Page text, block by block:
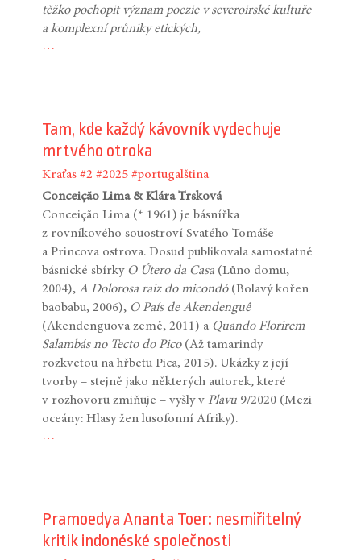
těžko pochopit význam poezie v severoirské kultuře
a komplexní průniky etických,
…
Tam, kde každý kávovník vydechuje
mrtvého otroka
Kraťas #2 #2025 #portugalština
Conceição Lima & Klára Trsková
Conceição Lima (* 1961) je básnířka
z rovníkového souostroví Svatého Tomáše
a Princova ostrova. Dosud publikovala samostatné
básnické sbírky O Útero da Casa (Lůno domu,
2004),A Dolorosa raiz do micondó(Bolavý kořen
baobabu, 2006), O País de Akendenguê
(Akendenguova země, 2011) a Quando Florirem
Salambás no Tecto do Pico (Až tamarindy
rozkvetou na hřbetu Pica, 2015). Ukázky z její
tvorby – stejně jako některých autorek, které
v rozhovoru zmiňuje – vyšly v Plavu 9/2020 (Mezi
oceány: Hlasy žen lusofonní Afriky).
…
Pramoedya Ananta Toer: nesmiřitelný
kritik indonéské společnosti